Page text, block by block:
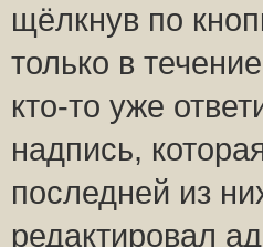
щёлкнув по
только в
кто-то уже
надпись,
последней из
редактировал